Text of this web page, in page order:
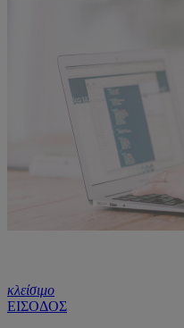
κλείσιμο
ΕΙΣΟΔΟΣ